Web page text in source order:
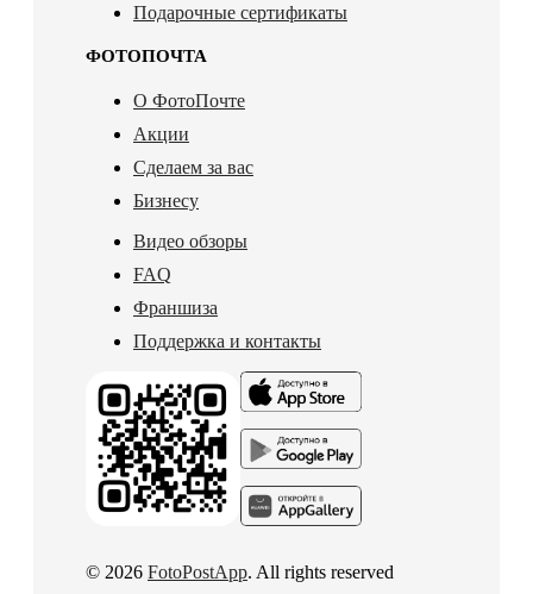
Подарочные сертификаты
ФОТОПОЧТА
О ФотоПочте
Акции
Сделаем за вас
Бизнесу
Видео обзоры
FAQ
Франшиза
Поддержка и контакты
© 2026 FotoPostApp. All rights reserved